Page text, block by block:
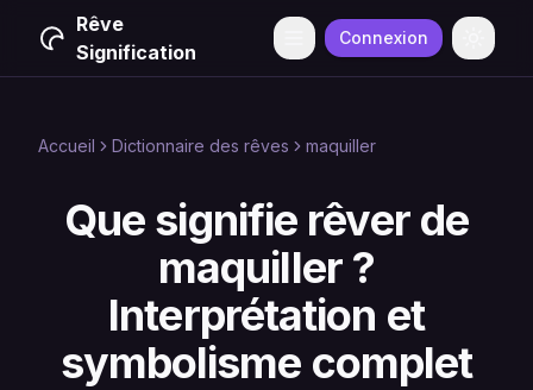
Rêve
Signification
Menu Connexion
Accueil Dictionnaire des rêves maquiller
Que signifie rêver de
maquiller ?
Interprétation et
symbolisme complet